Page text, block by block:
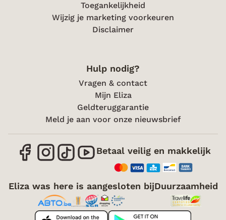
Toegankelijkheid
Wijzig je marketing voorkeuren
Disclaimer
Hulp nodig?
Vragen & contact
Mijn Eliza
Geldteruggarantie
Meld je aan voor onze nieuwsbrief
Betaal veilig en makkelijk
Eliza was here is aangesloten bijDuurzaamheid